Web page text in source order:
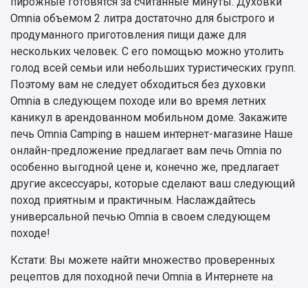
Omnia объемом 2 литра достаточно для быстрого и
продуманного приготовления пищи даже для
нескольких человек. С его помощью можно утолить
голод всей семьи или небольших туристических групп.
Поэтому вам не следует обходиться без духовки
Omnia в следующем походе или во время летних
каникул в арендованном мобильном доме. Закажите
печь Omnia Camping в нашем интернет-магазине Наше
онлайн-предложение предлагает вам печь Omnia по
особенно выгодной цене и, конечно же, предлагает
другие аксессуары, которые сделают ваш следующий
поход приятным и практичным. Наслаждайтесь
универсальной печью Omnia в своем следующем
походе!
Кстати: Вы можете найти множество проверенных
рецептов для походной печи Omnia в Интернете на